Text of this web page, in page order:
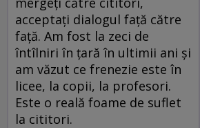
acceptaţi dialogul faţă către
faţă. Am fost la zeci de
întîlniri în țară în ultimii ani și
am văzut ce frenezie este în
licee, la copii, la profesori.
Este o reală foame de suflet
la cititori.